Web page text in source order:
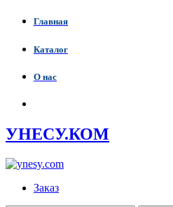
Главная
Каталог
О нас
+7 (926)
УНЕСУ.КОМ
Заказ